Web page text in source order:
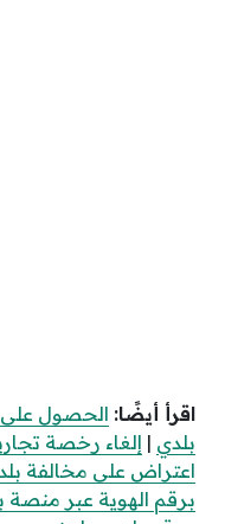
اقرأ أيضًا: الحصول
بلدي | إلغاء رخصة
اعتراض على مخالفة
برقم الهوية عبر منصة